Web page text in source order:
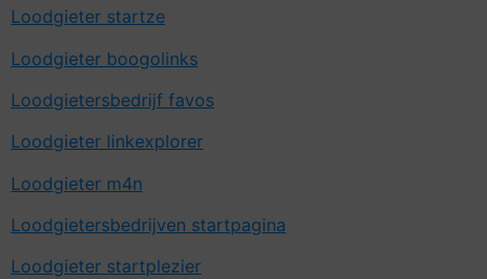
Loodgieter startze
Loodgieter boogolinks
Loodgietersbedrijf favos
Loodgieter linkexplorer
Loodgieter m4n
Loodgietersbedrijven startpagina
Loodgieter startplezier